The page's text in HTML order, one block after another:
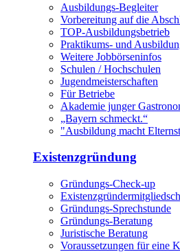
Ausbildungs-Begleiter
Vorbereitung auf die
TOP-Ausbildungsbetrieb
Praktikums- und
Weitere Jobbörseninfos
Schulen / Hochschulen
Jugendmeisterschaften
Für Betriebe
Akademie junger
„Bayern schmeckt.“
"Ausbildung macht
Existenzgründung
Gründungs-Check-up
Gründungs-Sprechstunde
Gründungs-Beratung
Juristische Beratung
Voraussetzungen für eine